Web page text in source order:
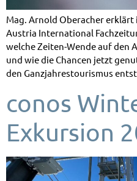
Mag. Arnold Oberacher
Austria International
welche Zeiten-Wende auf den
und wie die Chancen jetzt
den Ganzjahrestourismus
conos
Exkursion